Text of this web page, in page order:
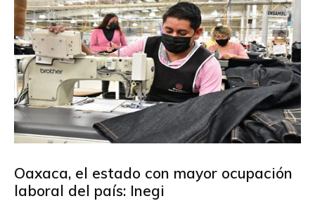
Oaxaca, el estado con mayor ocupación
laboral del país: Inegi